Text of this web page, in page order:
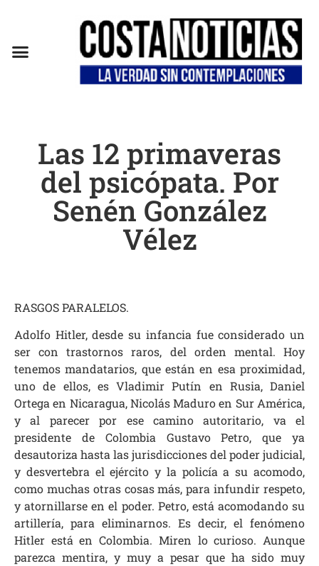
Las 12 primaveras
del psicópata. Por
Senén González
Vélez
RASGOS PARALELOS.
Adolfo Hitler, desde su infancia fue considerado un
ser con trastornos raros, del orden mental. Hoy
tenemos mandatarios, que están en esa proximidad,
uno de ellos, es Vladimir Putín en Rusia, Daniel
Ortega en Nicaragua, Nicolás Maduro en Sur América,
y al parecer por ese camino autoritario, va el
presidente de Colombia Gustavo Petro, que ya
desautoriza hasta las jurisdicciones del poder judicial,
y desvertebra el ejército y la policía a su acomodo,
como muchas otras cosas más, para infundir respeto,
y atornillarse en el poder. Petro, está acomodando su
artillería, para eliminarnos. Es decir, el fenómeno
Hitler está en Colombia. Miren lo curioso. Aunque
parezca mentira, y muy a pesar que ha sido muy